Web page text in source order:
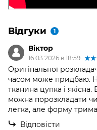
Відгуки 1
Віктор
16.03.2026 в 18:59
Оригінальної
часом може придбаю.
тканина цупка і якісна.
можна порозкладати
легка, але форму
Відповісти